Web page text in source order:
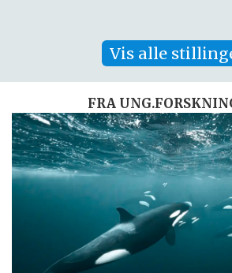
Vis alle
FRA